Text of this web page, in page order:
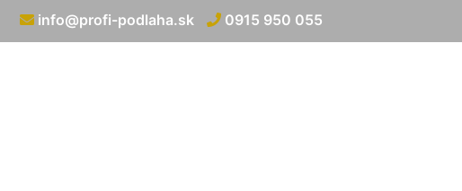
info@profi-podlaha.sk 0915 950 055